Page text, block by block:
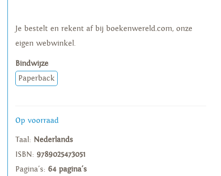
Je bestelt en rekent af bij boekenwereld.com, onze
eigen webwinkel.
Bindwijze
Paperback
Op voorraad
Taal: Nederlands
ISBN: 9789025473051
Pagina's: 64 pagina's